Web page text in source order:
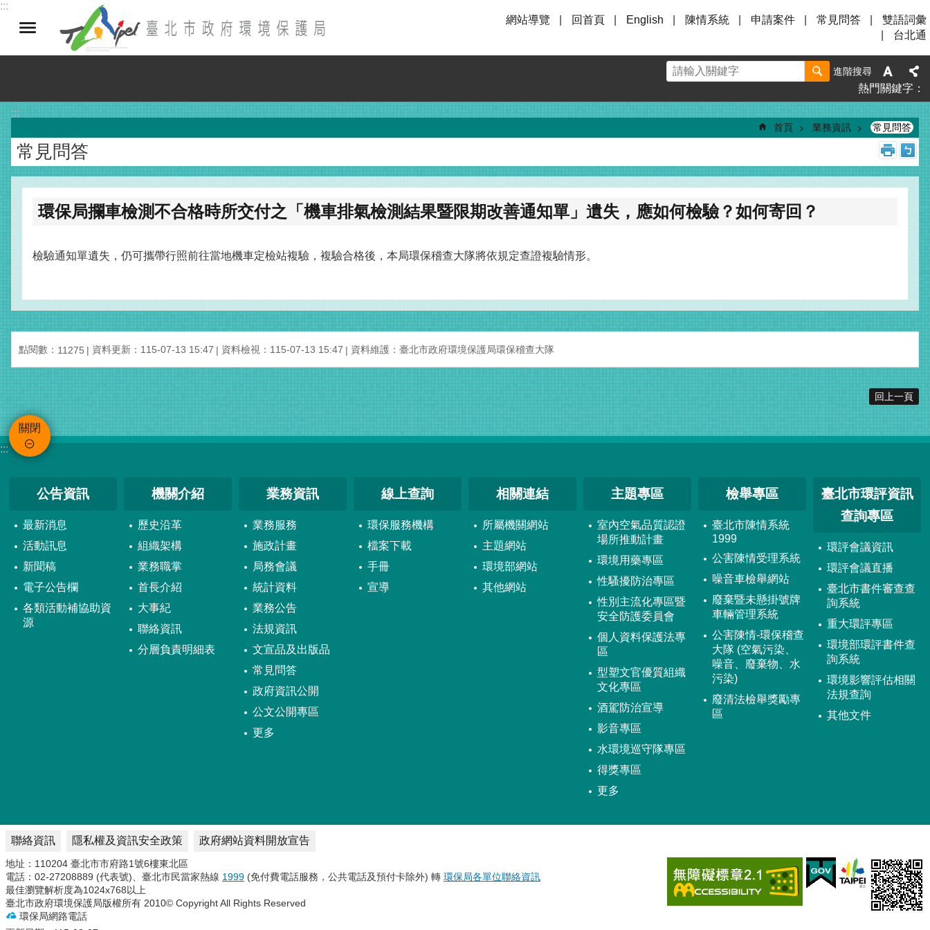
跳到主要內容區塊
:::
網站導覽
回首頁 English 陳情系統 申請案件 常見問答
雙語詞彙
台北通
進階搜尋
熱門關鍵字
:::
首頁 業務資訊 常見問答
常見問答
環保局攔車檢測不合格時所交付之「機車排氣檢測結果暨限期改善通知單」遺失，應如何檢驗？如何寄回？
檢驗通知單遺失，仍可攜帶行照前往當地機車定檢站複驗，複驗合格後，本局環保稽查大隊將依規定查證複驗情形。
點閱數： 11275 資料更新：115-07-13 15:47 資料檢視：115-07-13 15:47 資料維護：臺北市政府環境保護局環保稽查大隊
回上一頁
關閉
:::
公告資訊
最新消息
活動訊息
新聞稿
電子公告欄
各類活動補協助資
源
機關介紹
歷史沿革
組織架構
業務職掌
首長介紹
大事紀
聯絡資訊
分層負責明細表
業務資訊
業務服務
施政計畫
局務會議
統計資料
業務公告
法規資訊
文宣品及出版品
常見問答
政府資訊公開
公文公開專區
更多
線上查詢
環保服務機構
檔案下載
手冊
宣導
相關連結
所屬機關網站
主題網站
環境部網站
其他網站
主題專區
室內空氣品質認證
場所推動計畫
環境用藥專區
性騷擾防治專區
性別主流化專區暨
安全防護委員會
個人資料保護法專
區
型塑文官優質組織
文化專區
酒駕防治宣導
影音專區
水環境巡守隊專區
得獎專區
更多
檢舉專區
臺北市陳情系統
1999
公害陳情受理系統
噪音車檢舉網站
廢棄暨未懸掛號牌
車輛管理系統
公害陳情-環保稽查
大隊 (空氣污染、
噪音、廢棄物、水
污染)
廢清法檢舉獎勵專
區
臺北市環評資訊
查詢專區
環評會議資訊
環評會議直播
臺北市書件審查查
詢系統
重大環評專區
環境部環評書件查
詢系統
環境影響評估相關
法規查詢
其他文件
聯絡資訊 隱私權及資訊安全政策 政府網站資料開放宣告
地址：110204 臺北市市府路1號6樓東北區
電話：02-27208889 (代表號)、臺北市民當家熱線 1999 (免付費電話服務，公共電話及預付卡除外) 轉 環保局各單位聯絡資訊
最佳瀏覽解析度為1024x768以上
臺北市政府環境保護局版權所有 2010© Copyright All Rights Reserved
環保局網路電話